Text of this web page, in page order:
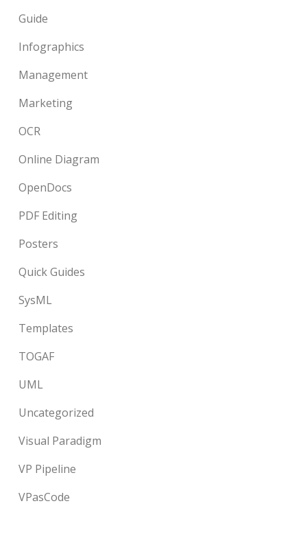
Guide
Infographics
Management
Marketing
OCR
Online Diagram
OpenDocs
PDF Editing
Posters
Quick Guides
SysML
Templates
TOGAF
UML
Uncategorized
Visual Paradigm
VP Pipeline
VPasCode